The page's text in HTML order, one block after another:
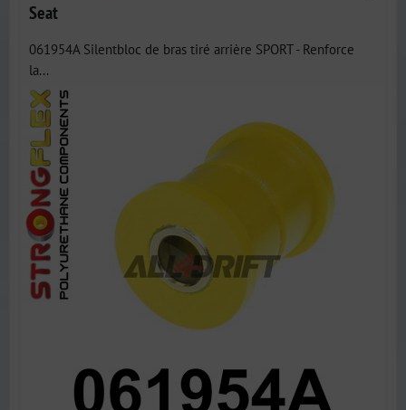
Seat
061954A Silentbloc de bras tiré arrière SPORT - Renforce
la...